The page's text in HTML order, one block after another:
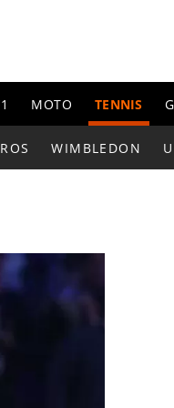
MOTO TENNIS
WIMBLEDON